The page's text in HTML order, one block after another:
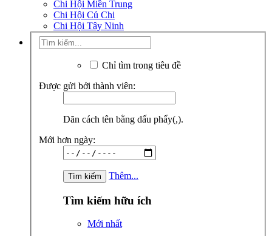
Chi Hội Miền Trung
Chi Hội Củ Chi
Chi Hội Tây Ninh
Chỉ tìm trong tiêu đề
Được gửi bởi thành viên:
Dãn cách tên bằng dấu phẩy(,).
Mới hơn ngày:
Thêm...
Tìm kiếm hữu ích
Mới nhất